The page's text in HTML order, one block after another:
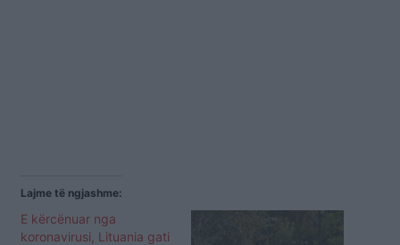
Lajme të ngjashme:
E kërcënuar nga
koronavirusi, Lituania gati